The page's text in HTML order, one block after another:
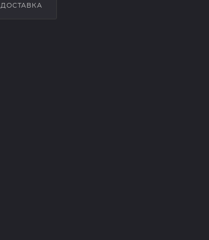
ДОСТАВКА